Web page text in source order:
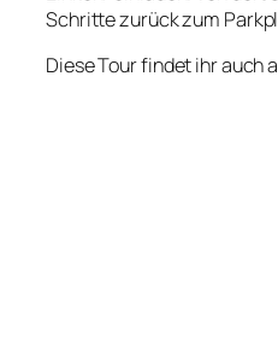
Schritte zurück zum
Diese Tour findet ihr auch